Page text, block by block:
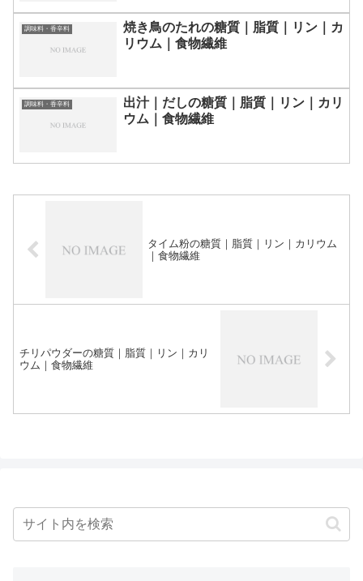
調味料・香辛料
焼き鳥のたれの糖質｜脂質｜リン｜カ
リウム｜食物繊維
調味料・香辛料
出汁｜だしの糖質｜脂質｜リン｜カリ
ウム｜食物繊維
タイム粉の糖質｜脂質｜リン｜カリウム
｜食物繊維
チリパウダーの糖質｜脂質｜リン｜カリ
ウム｜食物繊維